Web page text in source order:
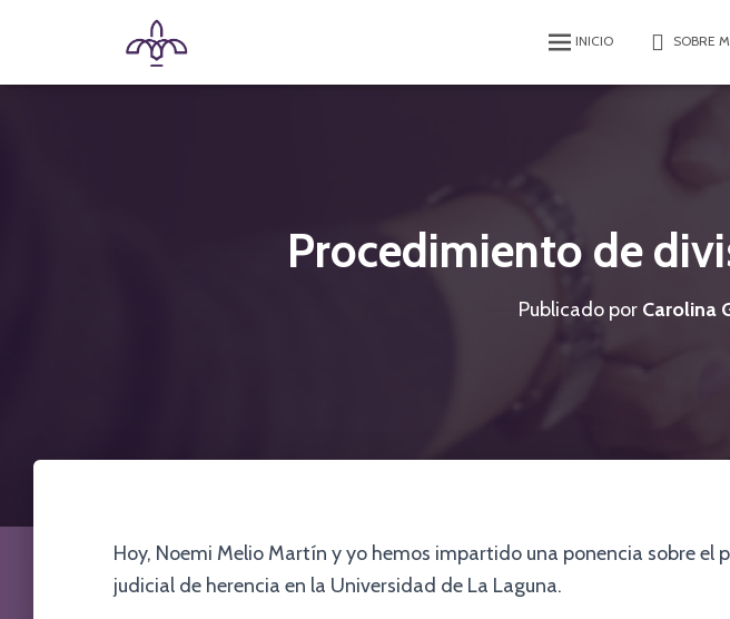
INICIO SOBRE
Procedimiento de
Publicado por Carolina
Hoy, Noemi Melio Martín y yo hemos impartido una ponencia sobre el
judicial de herencia en la Universidad de La Laguna.